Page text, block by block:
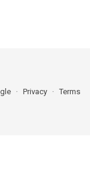
Privacy Terms